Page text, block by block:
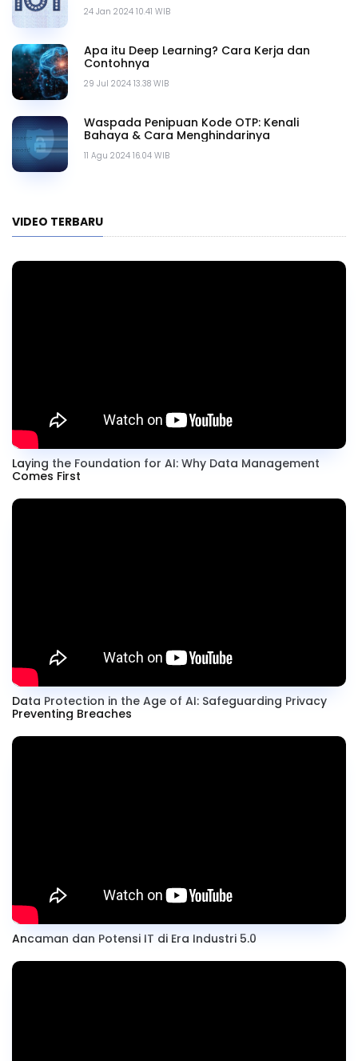
24 Jan 2024 10.41 WIB
29 Jul 2024 13.38 WIB
Apa itu Deep Learning? Cara Kerja dan
Contohnya
11 Agu 2024 16.04 WIB
Waspada Penipuan Kode OTP: Kenali
Bahaya & Cara Menghindarinya
VIDEO TERBARU
Laying the Foundation for AI: Why Data Management
Comes First
Data Protection in the Age of AI: Safeguarding Privacy
Preventing Breaches
Ancaman dan Potensi IT di Era Industri 5.0